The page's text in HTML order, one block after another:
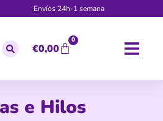
Envíos 24h-1 semana
€0,00
0
e Hilos